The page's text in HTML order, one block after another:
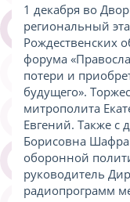
1 декабря во
региональный
Рождественских
форума
потери и
будущего».
митрополита
Евгений. Также с
Борисовна
оборонной
руководитель
радиопрограмм